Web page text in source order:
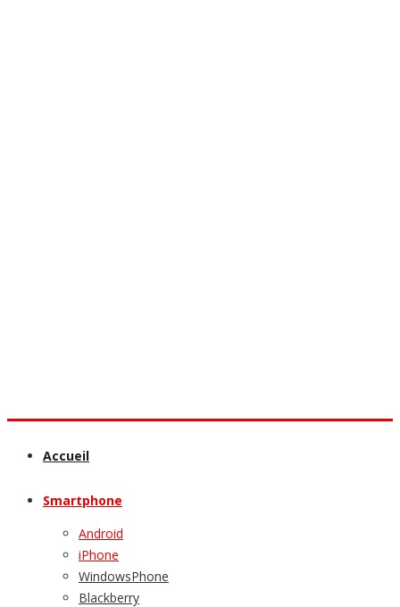
Accueil
Smartphone
Android
iPhone
WindowsPhone
Blackberry